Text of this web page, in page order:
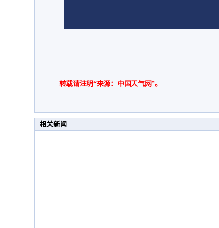
转载请注明“来源：中国天气网”。
相关新闻